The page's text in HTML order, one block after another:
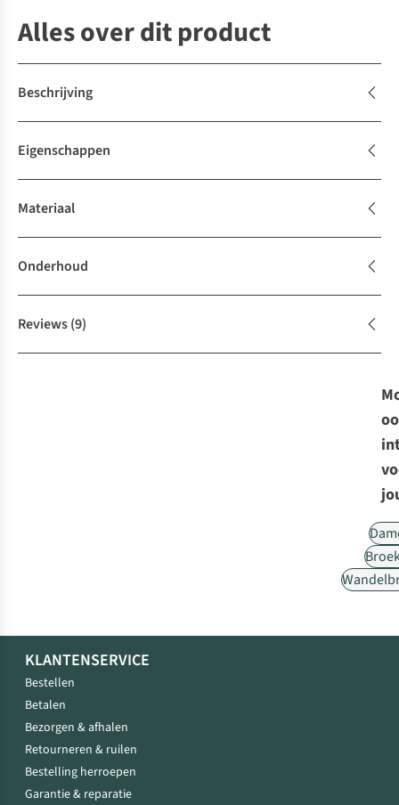
Alles over dit product
Beschrijving
Eigenschappen
Materiaal
Onderhoud
Reviews(9)
KLANTENSERVICE
Bestellen
Betalen
Bezorgen & afhalen
Retourneren & ruilen
Bestelling herroepen
Garantie & reparatie